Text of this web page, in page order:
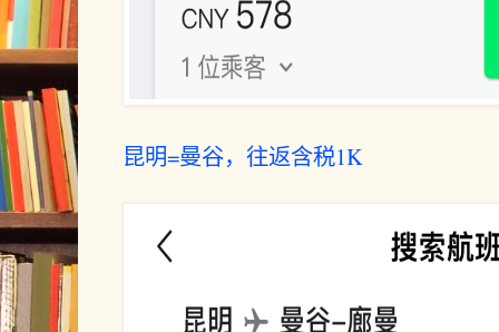
昆明=曼谷，往返含税1K